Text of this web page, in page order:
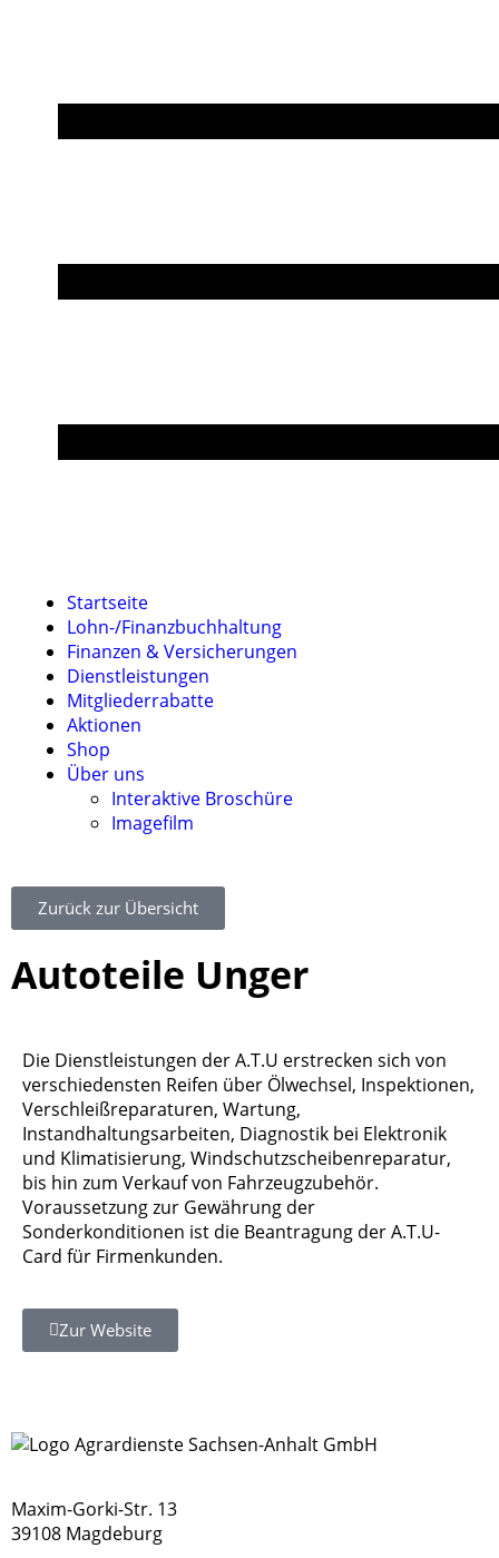
Startseite
Lohn-/Finanzbuchhaltung
Finanzen & Versicherungen
Dienstleistungen
Mitgliederrabatte
Aktionen
Shop
Über uns
Interaktive Broschüre
Imagefilm
Zurück zur Übersicht
Autoteile Unger
Die Dienstleistungen der A.T.U erstrecken sich von
verschiedensten Reifen über Ölwechsel, Inspektionen,
Verschleißreparaturen, Wartung,
Instandhaltungsarbeiten, Diagnostik bei Elektronik
und Klimatisierung, Windschutzscheibenreparatur,
bis hin zum Verkauf von Fahrzeugzubehör.
Voraussetzung zur Gewährung der
Sonderkonditionen ist die Beantragung der A.T.U-
Card für Firmenkunden.
Zur Website
Maxim-Gorki-Str. 13
39108 Magdeburg